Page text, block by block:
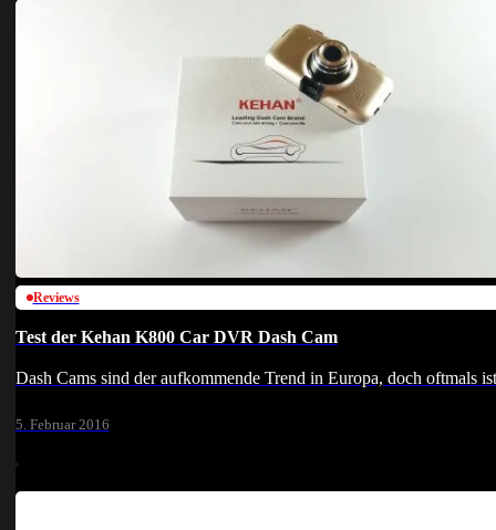
Reviews
Test der Kehan K800 Car DVR Dash Cam
Dash Cams sind der aufkommende Trend in Europa, doch oftmals
5. Februar 2016